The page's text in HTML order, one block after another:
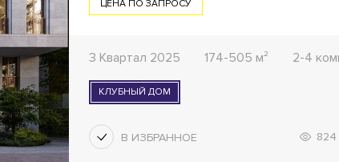
ЦЕНА ПО ЗАПРОСУ
3 Квартал 2025 174-505 м² 2-4
КЛУБНЫЙ ДОМ
824